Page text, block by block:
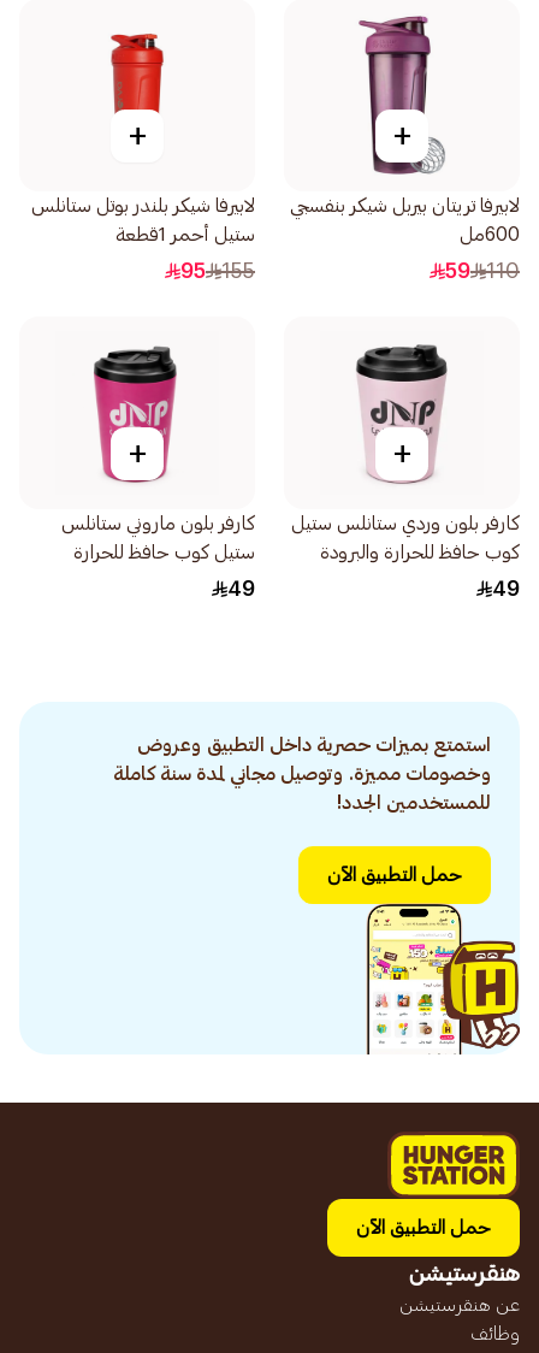
+
لابيرفا تريتان بيربل شيكر بنفسجي
600مل
110
59
+
لابيرفا شيكر بلندر بوتل ستانلس
ستيل أحمر 1قطعة
155
95
+
كارفر بلون وردي ستانلس ستيل
كوب حافظ للحرارة والبرودة
12أونصة
49
+
كارفر بلون ماروني ستانلس
ستيل كوب حافظ للحرارة
والبرودة 12أونصة
49
استمتع بميزات حصرية داخل التطبيق وعروض
وخصومات مميزة. وتوصيل مجاني لمدة سنة كاملة
للمستخدمين الجدد!
حمل التطبيق الآن
حمل التطبيق الآن
هنقرستيشن
عن هنقرستيشن
وظائف